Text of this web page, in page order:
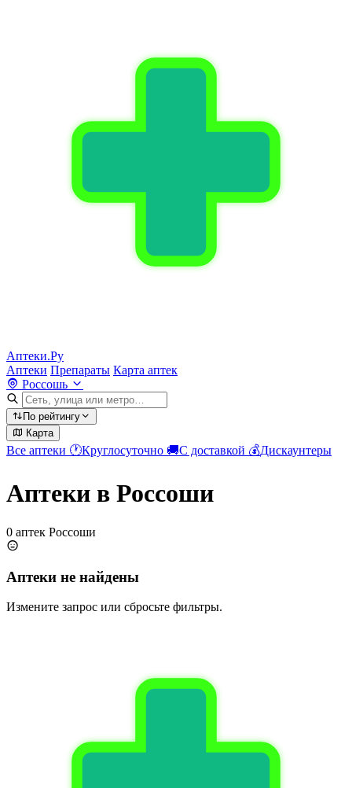
Аптеки.Ру
Аптеки Препараты Карта аптек
Россошь
По рейтингу
Карта
Все аптеки 🕐Круглосуточно 🚚С доставкой 💰Дискаунтеры
Аптеки в Россоши
0 аптек Россоши
Аптеки не найдены
Измените запрос или сбросьте фильтры.